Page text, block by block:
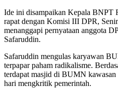
Ide ini disampaikan Kepala BNPT
rapat dengan Komisi III DPR,
menanggapi pernyataan anggota
Safaruddin.
Safaruddin mengulas karyawan
terpapar paham radikalisme.
terdapat masjid di BUMN
hari mengkritik pemerintah.